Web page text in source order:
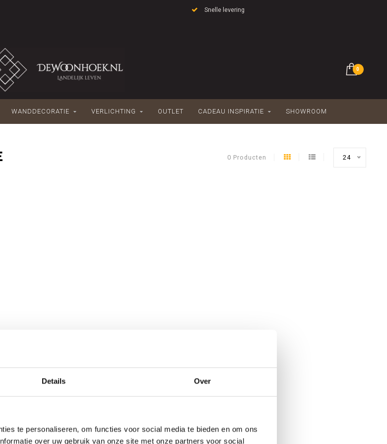
Details Over
te personaliseren, om functies voor social media te bieden en om ons
over uw gebruik van onze site met onze partners voor social
Snelle levering
0
WANDDECORATIE VERLICHTING OUTLET CADEAU INSPIRATIE SHOWROOM
0 Producten 24